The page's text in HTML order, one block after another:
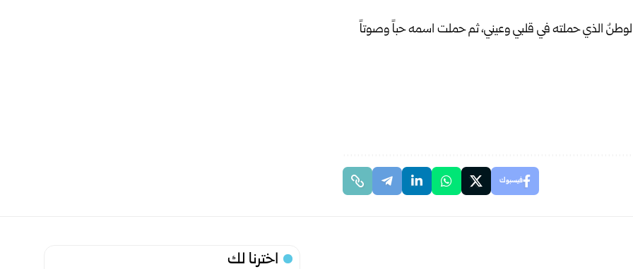
الوطنٌ الذي حملته في قلبي وعيني، ثم حملت اسمه حباً وصوتاً
فيسبوك
اخترنا لك